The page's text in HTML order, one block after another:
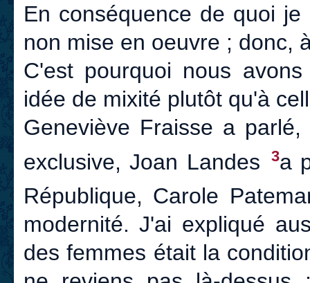
En conséquence de quoi
non mise en oeuvre ; donc,
C'est pourquoi nous
idée de mixité plutôt qu'à
Geneviève Fraisse a
exclusive, Joan Landes
3a
République, Carole
modernité. J'ai expliqué
des femmes était la